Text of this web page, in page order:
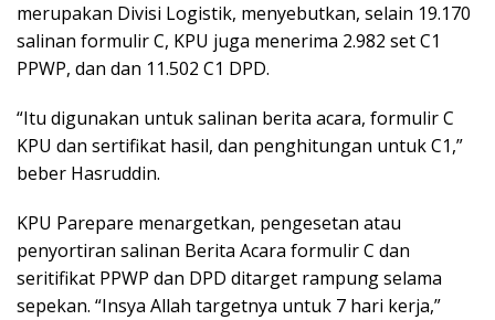
merupakan Divisi Logistik, menyebutkan, selain 19.170
salinan formulir C, KPU juga menerima 2.982 set C1
PPWP, dan dan 11.502 C1 DPD.
“Itu digunakan untuk salinan berita acara, formulir C
KPU dan sertifikat hasil, dan penghitungan untuk C1,”
beber Hasruddin.
KPU Parepare menargetkan, pengesetan atau
penyortiran salinan Berita Acara formulir C dan
seritifikat PPWP dan DPD ditarget rampung selama
sepekan. “Insya Allah targetnya untuk 7 hari kerja,”